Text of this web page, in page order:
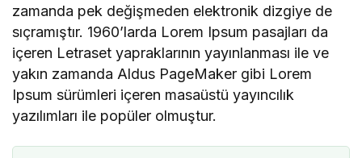
zamanda pek değişmeden elektronik dizgiye de
sıçramıştır. 1960’larda Lorem Ipsum pasajları da
içeren Letraset yapraklarının yayınlanması ile ve
yakın zamanda Aldus PageMaker gibi Lorem
Ipsum sürümleri içeren masaüstü yayıncılık
yazılımları ile popüler olmuştur.